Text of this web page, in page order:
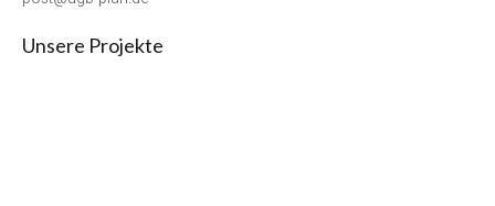
Unsere Projekte